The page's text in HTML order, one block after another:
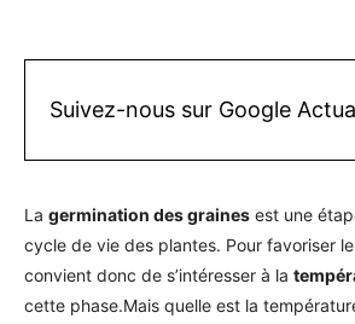
Suivez-nous sur Google
La germination des graines est une
cycle de vie des plantes. Pour favoriser
convient donc de s’intéresser à la
cette phase.Mais quelle est la